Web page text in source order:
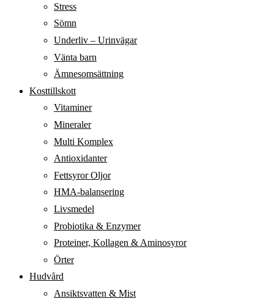
Stress
Sömn
Underliv – Urinvägar
Vänta barn
Ämnesomsättning
Kosttillskott
Vitaminer
Mineraler
Multi Komplex
Antioxidanter
Fettsyror Oljor
HMA-balansering
Livsmedel
Probiotika & Enzymer
Proteiner, Kollagen & Aminosyror
Örter
Hudvård
Ansiktsvatten & Mist